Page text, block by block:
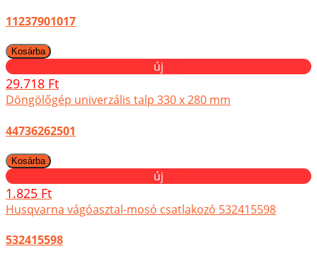
11237901017
új
29.718 Ft
Döngölőgép univerzális talp 330 x 280 mm
44736262501
új
1.825 Ft
Husqvarna vágóasztal-mosó csatlakozó 532415598
532415598